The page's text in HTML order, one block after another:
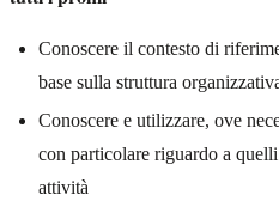
Conoscere il contesto di
base sulla struttura
Conoscere e utilizzare, ove
con particolare riguardo a
attività